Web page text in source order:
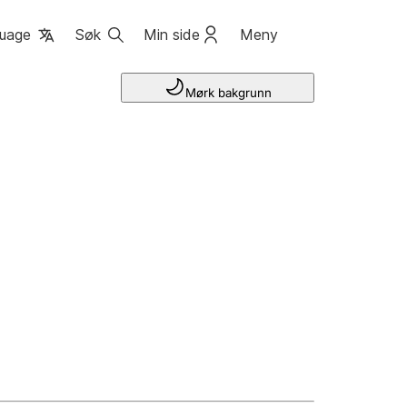
Søk Min side Meny
Mørk bakgrunn